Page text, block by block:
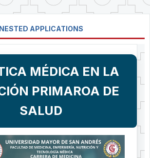
NESTED APPLICATIONS
MÉDICA EN LA
PRIMAROA DE
SALUD